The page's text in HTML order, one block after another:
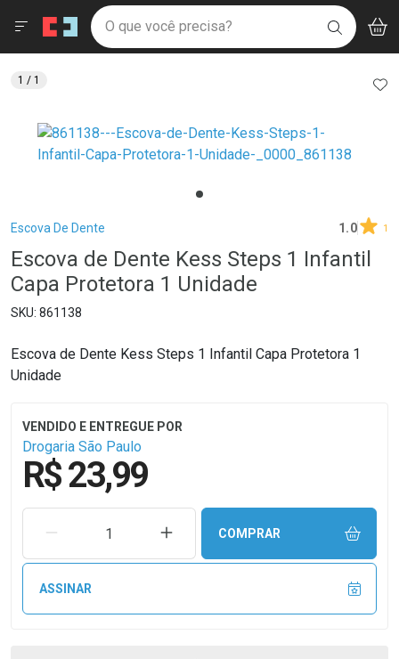
Drogaria São Paulo
Ir direto para a home
pela página
Ir direto para o conteúdo
Ir direto para a busca
Ir direto para a conta
Ir direto para a notificações
Ir direto para o carrinho
Ir direto para o menu
Faça a sua busca
O que você precisa? BUSCAR
Menu
Breadcrumb
Escova De Dente 1.0 1
Escova de Dente Kess Steps 1 Infantil
Capa Protetora 1 Unidade
861138
Escova de Dente Kess Steps 1 Infantil Capa Protetora 1
Unidade
Drogaria São Paulo
R$ 23,99
REMOVER UMA UNIDADEAUMENTAR UMA UNIDADE
COMPRAR
ASSINAR
1 / 1